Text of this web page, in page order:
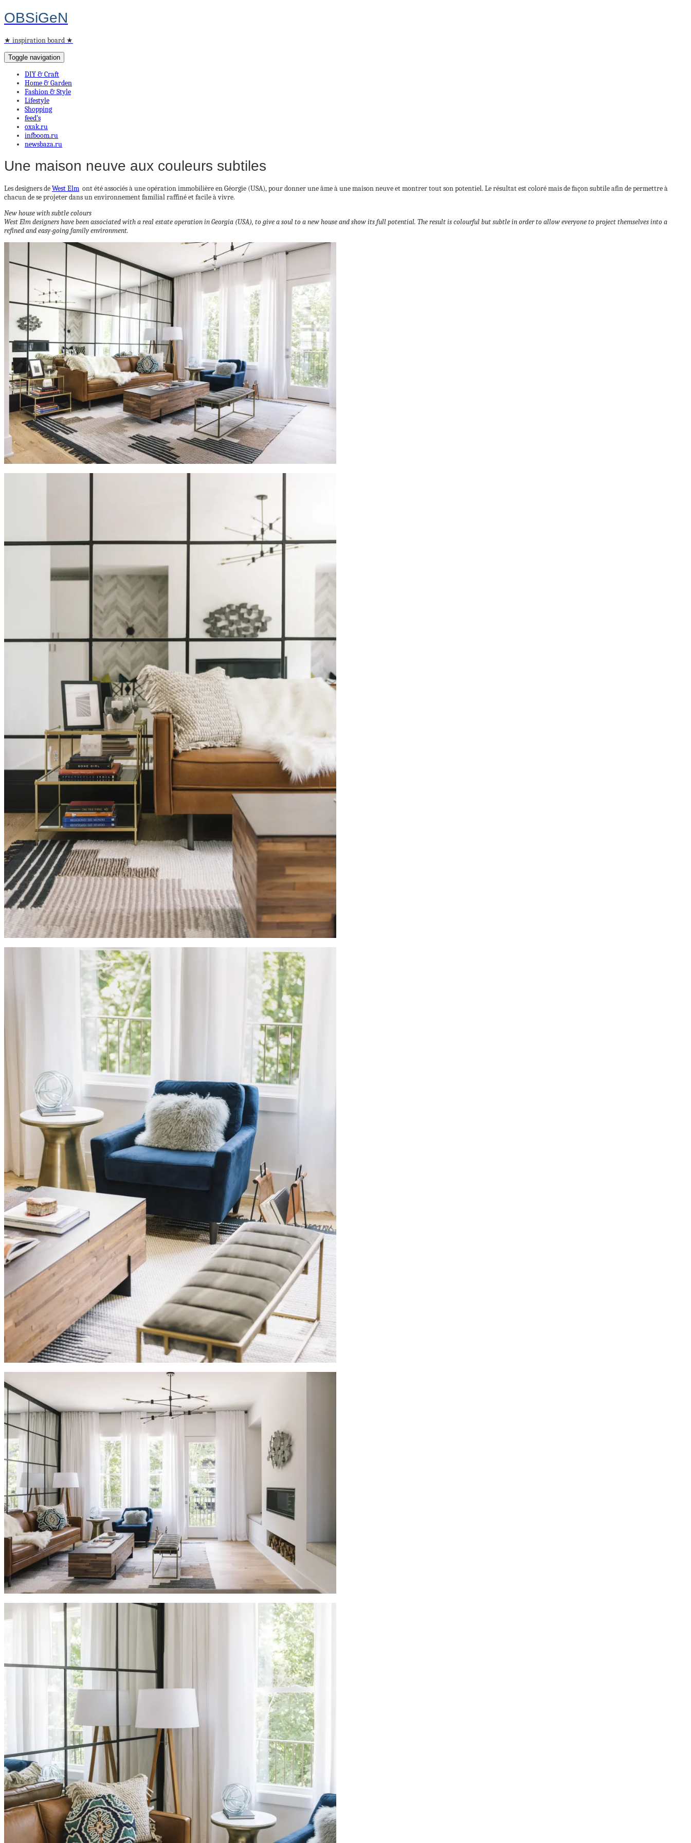
OBSiGeN
★ inspiration board ★
Toggle navigation
DIY & Craft
Home & Garden
Fashion & Style
Lifestyle
Shopping
feed’s
oxak.ru
infboom.ru
newsbaza.ru
Une maison neuve aux couleurs subtiles
Les designers deWest Elm ont été associés à une opération immobilière en Géorgie (USA), pour donner une âme à une maison neuve et montrer tout son potentiel. Le résultat est coloré mais de façon subtile afin de permettre à
chacun de se projeter dans un environnement familial raffiné et facile à vivre.
New house with subtle colours
West Elm designers have been associated with a real estate operation in Georgia (USA), to give a soul to a new house and show its full potential. The result is colourful but subtle in order to allow everyone to project themselves into a
refined and easy-going family environment.